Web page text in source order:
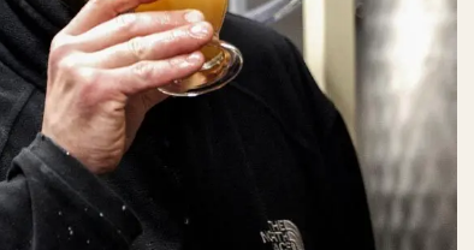
GOLDHAHN
& SAMPSON
DO:12:00 – 18:00